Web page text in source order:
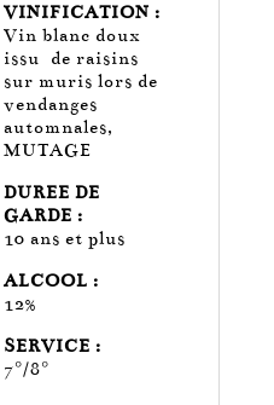
VINIFICATION :
Vin blanc doux
issu de raisins
sur muris lors de
vendanges
automnales,
MUTAGE
DUREE DE
GARDE :
10 ans et plus
ALCOOL :
12%
SERVICE :
7°/8°